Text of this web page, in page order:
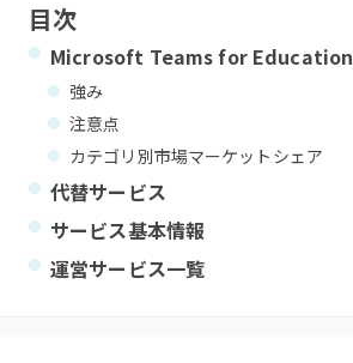
目次
Microsoft Teams for Education
強み
注意点
カテゴリ別市場マーケットシェア
代替サービス
サービス基本情報
運営サービス一覧